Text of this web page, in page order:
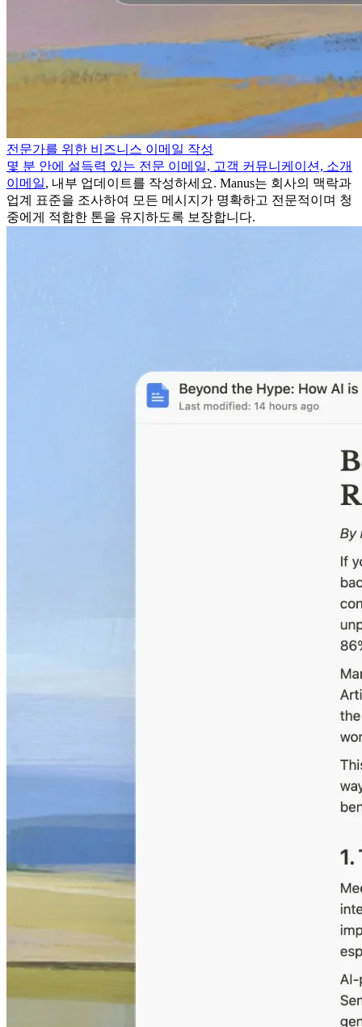
전문가를 위한 비즈니스 이메일 작성
몇 분 안에 설득력 있는 전문 이메일, 고객 커뮤니케이션, 소개
이메일, 내부 업데이트를 작성하세요. Manus는 회사의 맥락과
업계 표준을 조사하여 모든 메시지가 명확하고 전문적이며 청
중에게 적합한 톤을 유지하도록 보장합니다.